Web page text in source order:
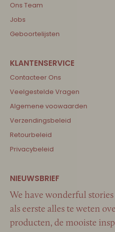
Ons Team
Jobs
Geboortelijsten
Contacteer Ons
Veelgestelde Vragen
Algemene voowaarden
Verzendingsbeleid
Retourbeleid
Privacybeleid
We have wonderful
als eerste alles te weten
producten, de mooiste